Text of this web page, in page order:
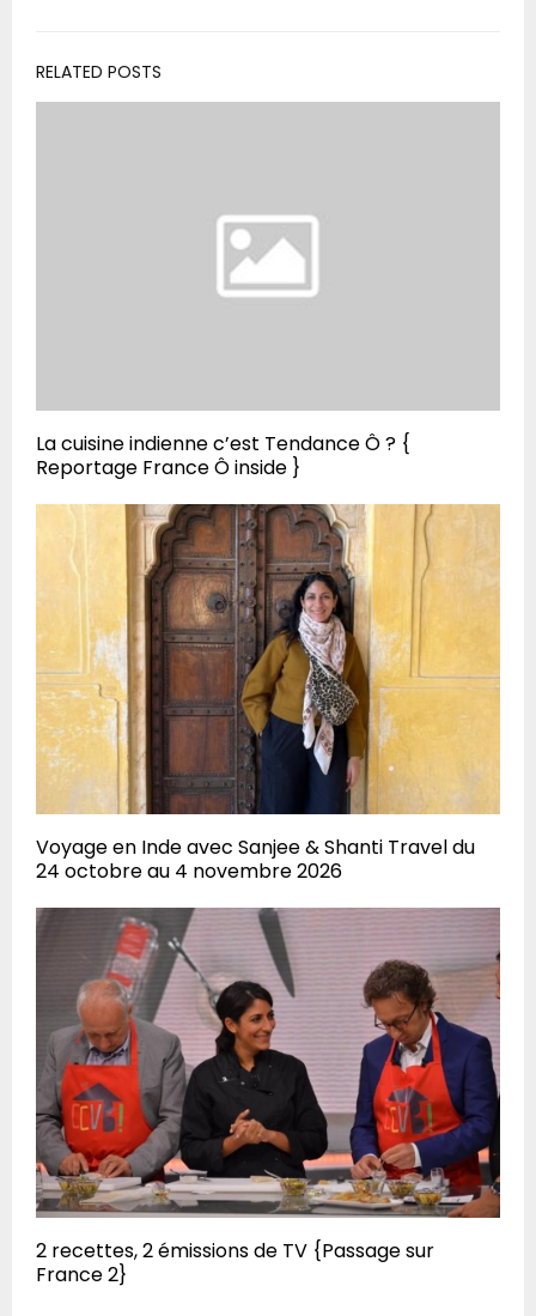
RELATED POSTS
La cuisine indienne c’est Tendance Ô ? {
Reportage France Ô inside }
Voyage en Inde avec Sanjee & Shanti Travel du
24 octobre au 4 novembre 2026
2 recettes, 2 émissions de TV {Passage sur
France 2}